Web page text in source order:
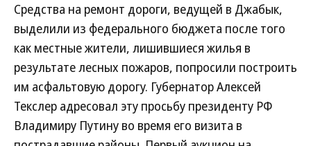
Средства на ремонт дороги, ведущей в Джабык,
выделили из федерального бюджета после того
как местные жители, лишившиеся жилья в
результате лесных пожаров, попросили построить
им асфальтовую дорогу. Губернатор Алексей
Текслер адресовал эту просьбу президенту РФ
Владимиру Путину во время его визита в